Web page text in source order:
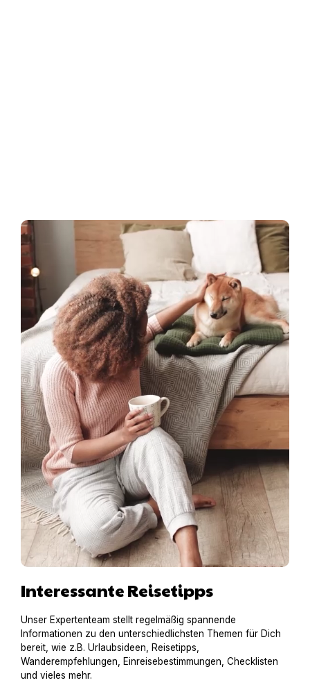
Interessante Reisetipps
Unser Expertenteam stellt regelmäßig spannende
Informationen zu den unterschiedlichsten Themen für Dich
bereit, wie z.B. Urlaubsideen, Reisetipps,
Wanderempfehlungen, Einreisebestimmungen, Checklisten
und vieles mehr.